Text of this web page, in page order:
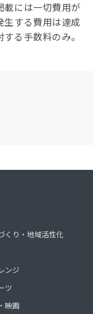
載には一切費用が
生する費用は達成
る手数料のみ。
くり・地域活性化
ンジ
ツ
映画